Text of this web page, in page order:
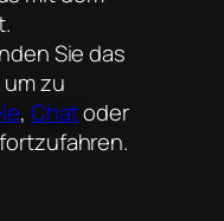
Sie das
zu
, Chatoder